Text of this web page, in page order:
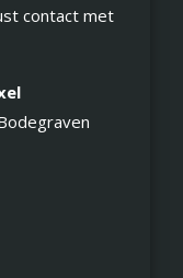
contact met